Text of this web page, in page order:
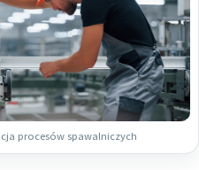
procesów spawalniczych